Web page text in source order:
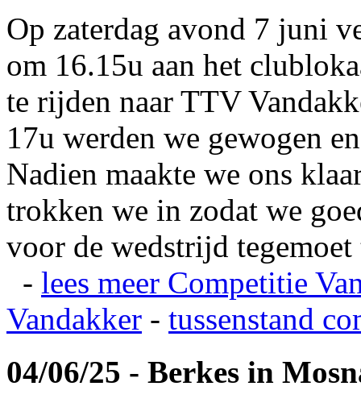
Op zaterdag avond 7 juni
om 16.15u aan het
te rijden naar TTV
17u werden we gewogen
Nadien maakte we ons
trokken we in zodat we
voor de wedstrijd tegemoet
- lees meer Competitie
Vandakker - tussenstand
04/06/25 - Berkes in